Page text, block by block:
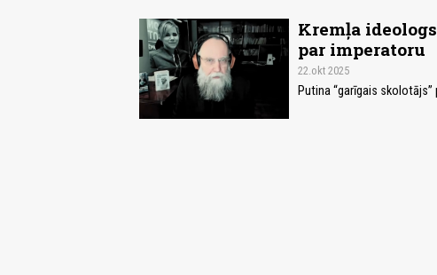
Kremļa
par imperatoru
22.okt 2025
Putina “garīgais skolotājs”